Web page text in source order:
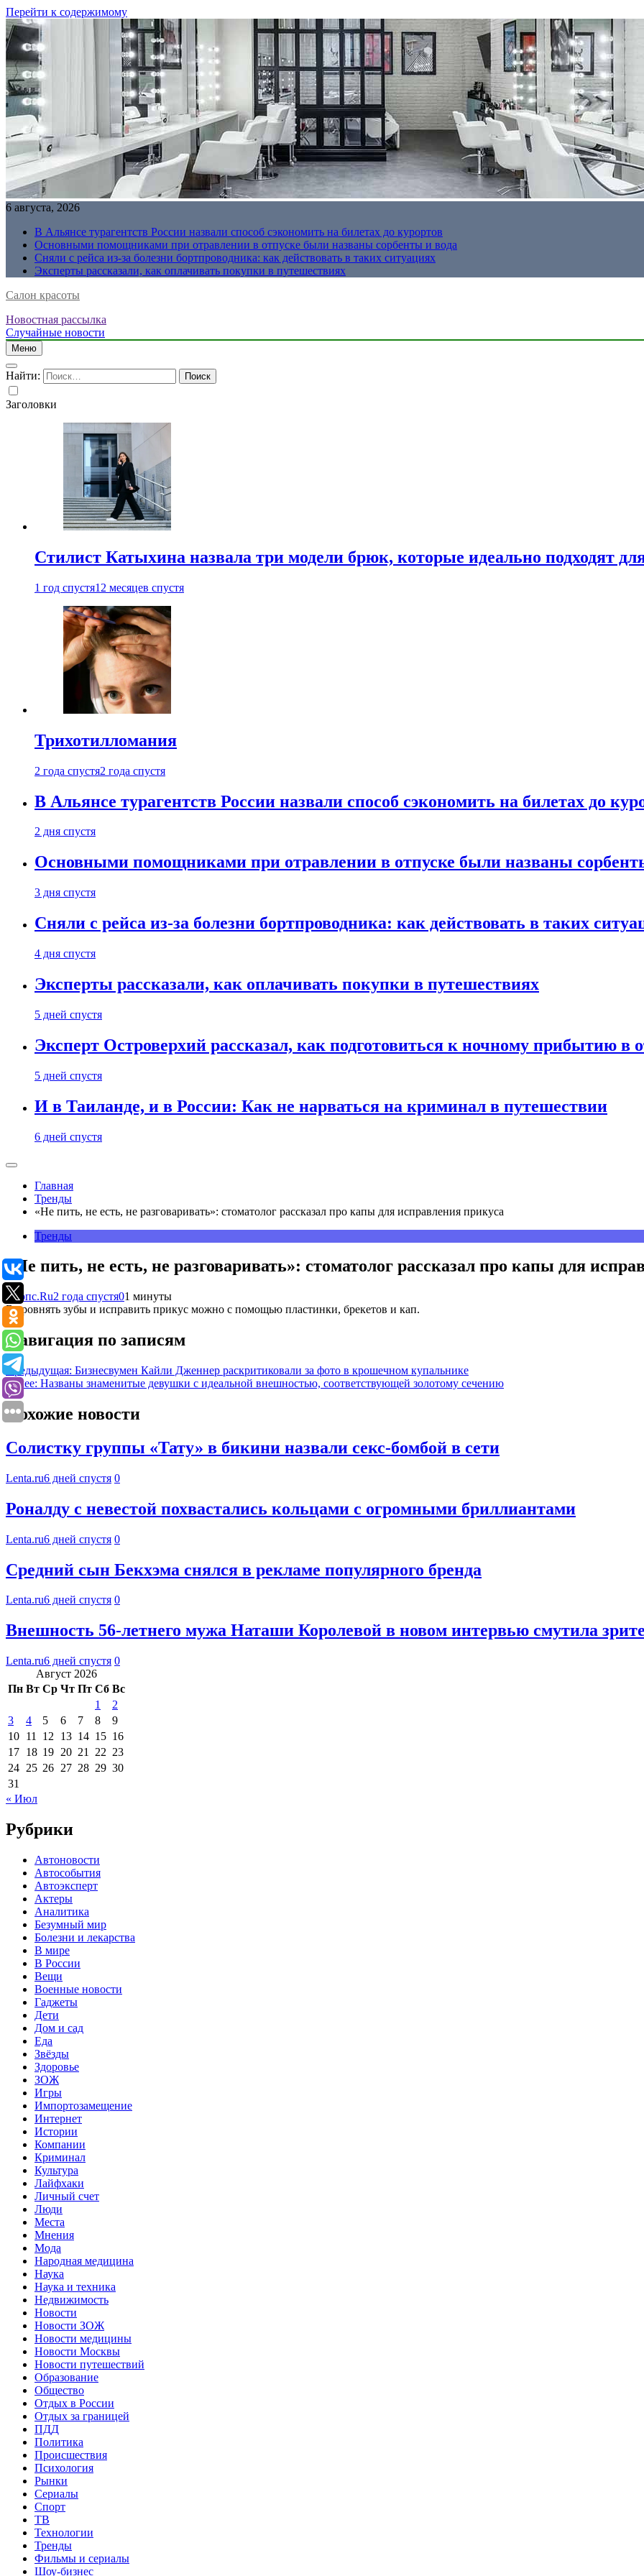
Перейти к содержимому
6 августа, 2026
В Альянсе турагентств России назвали способ сэкономить на билетах до курортов
Основными помощниками при отравлении в отпуске были названы сорбенты и вода
Сняли с рейса из-за болезни бортпроводника: как действовать в таких ситуациях
Эксперты рассказали, как оплачивать покупки в путешествиях
Салон красоты
Новостная рассылка
Случайные новости
Меню
Найти:
Заголовки
Стилист Катыхина назвала три модели брюк, которые идеально подходят
1 год спустя12 месяцев спустя
Трихотилломания
2 года спустя2 года спустя
В Альянсе турагентств России назвали способ сэкономить на билетах до
2 дня спустя
Основными помощниками при отравлении в отпуске были названы
3 дня спустя
Сняли с рейса из-за болезни бортпроводника: как действовать в таких
4 дня спустя
Эксперты рассказали, как оплачивать покупки в путешествиях
5 дней спустя
Эксперт Островерхий рассказал, как подготовиться к ночному прибытию в
5 дней спустя
И в Таиланде, и в России: Как не нарваться на криминал в путешествии
6 дней спустя
Главная
Тренды
«Не пить, не есть, не разговаривать»: стоматолог рассказал про капы для исправления прикуса
Тренды
«Не пить, не есть, не разговаривать»: стоматолог рассказал про капы для
Клопс.Ru2 года спустя01 минуты
Выровнять зубы и исправить прикус можно с помощью пластинки, брекетов и кап.
Навигация по записям
Предыдущая: Бизнесвумен Кайли Дженнер раскритиковали за фото в крошечном купальнике
Далее: Названы знаменитые девушки с идеальной внешностью, соответствующей золотому сечению
Похожие новости
Солистку группы «Тату» в бикини назвали секс-бомбой в сети
Lenta.ru6 дней спустя 0
Роналду с невестой похвастались кольцами с огромными бриллиантами
Lenta.ru6 дней спустя 0
Средний сын Бекхэма снялся в рекламе популярного бренда
Lenta.ru6 дней спустя 0
Внешность 56-летнего мужа Наташи Королевой в новом интервью смутила
Lenta.ru6 дней спустя 0
Август 2026
Пн Вт Ср Чт Пт Сб Вс
1
2
3
4 5 6 7 8
9
10 11 12 13 14 15 16
17 18 19 20 21 22 23
24 25 26 27 28 29 30
31
« Июл
Рубрики
Автоновости
Автособытия
Автоэксперт
Актеры
Аналитика
Безумный мир
Болезни и лекарства
В мире
В России
Вещи
Военные новости
Гаджеты
Дети
Дом и сад
Еда
Звёзды
Здоровье
ЗОЖ
Игры
Импортозамещение
Интернет
Истории
Компании
Криминал
Культура
Лайфхаки
Личный счет
Люди
Места
Мнения
Мода
Народная медицина
Наука
Наука и техника
Недвижимость
Новости
Новости ЗОЖ
Новости медицины
Новости Москвы
Новости путешествий
Образование
Общество
Отдых в России
Отдых за границей
ПДД
Политика
Происшествия
Психология
Рынки
Сериалы
Спорт
ТВ
Технологии
Тренды
Фильмы и сериалы
Шоу-бизнес